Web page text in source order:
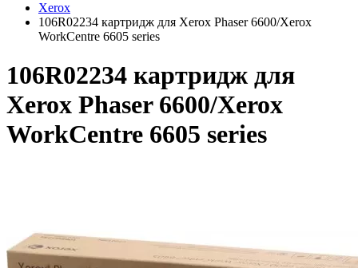
Xerox
106R02234 картридж для Xerox Phaser 6600/Xerox
WorkCentre 6605 series
106R02234 картридж для
Xerox Phaser 6600/Xerox
WorkCentre 6605 series